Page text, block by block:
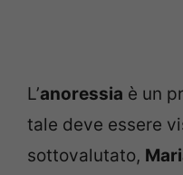
L’anoressia è un
tale deve essere
sottovalutato,